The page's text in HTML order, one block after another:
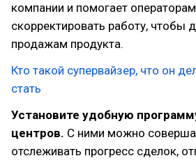
компании и помогает операторам
скорректировать работу, чтобы
продажам продукта.
Кто такой супервайзер, что он
стать
Установите удобную
центров. С ними можно
отслеживать прогресс сделок,